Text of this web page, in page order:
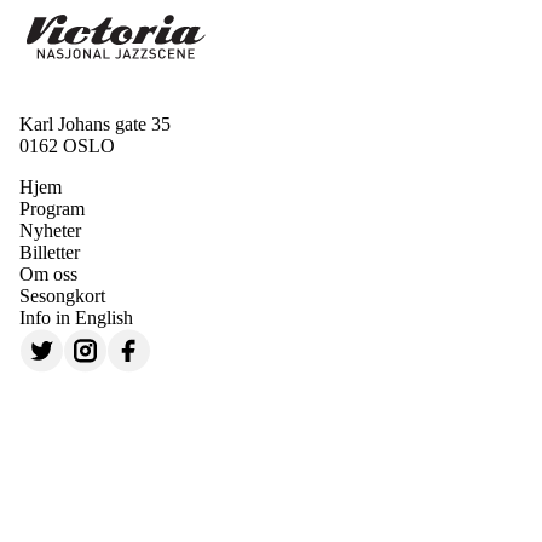
Karl Johans gate 35
0162 OSLO
Hjem
Program
Nyheter
Billetter
Om oss
Sesongkort
Info in English